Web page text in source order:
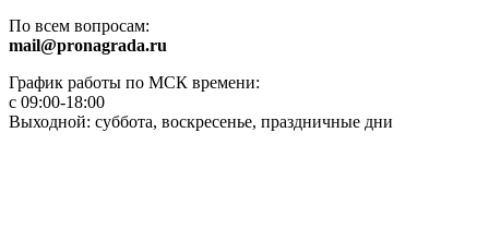
По всем вопросам:
mail@pronagrada.ru
График работы по МСК времени:
с 09:00-18:00
Выходной: суббота, воскресенье, праздничные дни